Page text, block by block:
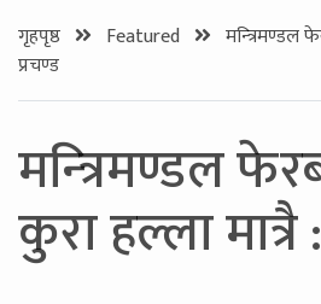
गृहपृष्ठ Featured
मन्‍त्रिमण्डल
प्रचण्ड
मन्‍त्रिमण्डल
कुरा हल्ला मात्रै